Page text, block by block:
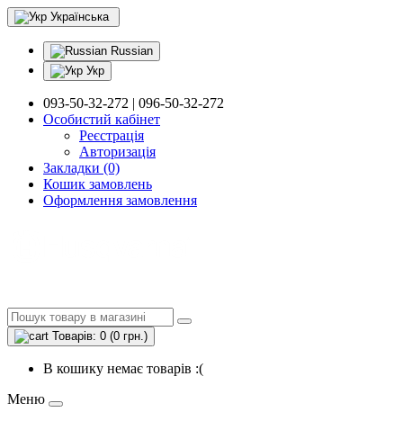
Українська
Russian
Укр
093-50-32-272 | 096-50-32-272
Особистий кабінет
Реєстрація
Авторизація
Закладки (0)
Кошик замовлень
Оформлення замовлення
Товарів: 0 (0 грн.)
В кошику немає товарів :(
Меню